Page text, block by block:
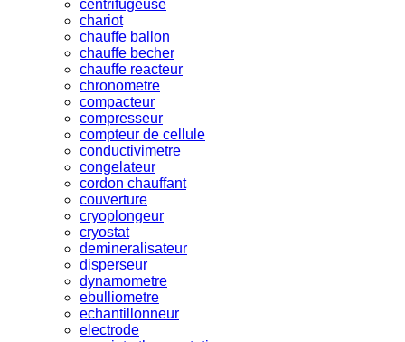
centrifugeuse
chariot
chauffe ballon
chauffe becher
chauffe reacteur
chronometre
compacteur
compresseur
compteur de cellule
conductivimetre
congelateur
cordon chauffant
couverture
cryoplongeur
cryostat
demineralisateur
disperseur
dynamometre
ebulliometre
echantillonneur
electrode